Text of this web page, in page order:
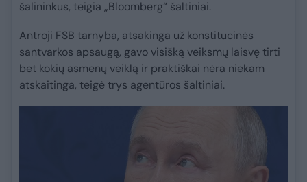
šalininkus, teigia „Bloomberg“ šaltiniai.
Antroji FSB tarnyba, atsakinga už konstitucinės
santvarkos apsaugą, gavo visišką veiksmų laisvę tirti
bet kokių asmenų veiklą ir praktiškai nėra niekam
atskaitinga, teigė trys agentūros šaltiniai.